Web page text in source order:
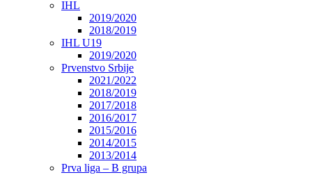
IHL
2019/2020
2018/2019
IHL U19
2019/2020
Prvenstvo Srbije
2021/2022
2018/2019
2017/2018
2016/2017
2015/2016
2014/2015
2013/2014
Prva liga – B grupa